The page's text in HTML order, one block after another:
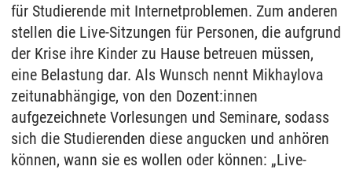
für Studierende mit Internetproblemen. Zum anderen
stellen die Live-Sitzungen für Personen, die aufgrund
der Krise ihre Kinder zu Hause betreuen müssen,
eine Belastung dar. Als Wunsch nennt Mikhaylova
zeitunabhängige, von den Dozent:innen
aufgezeichnete Vorlesungen und Seminare, sodass
sich die Studierenden diese angucken und anhören
können, wann sie es wollen oder können: „Live-